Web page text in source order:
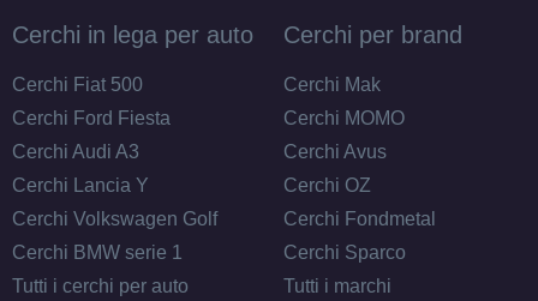
Cerchi in lega per auto
Cerchi Fiat 500
Cerchi Ford Fiesta
Cerchi Audi A3
Cerchi Lancia Y
Cerchi Volkswagen Golf
Cerchi BMW serie 1
Tutti i cerchi per auto
Cerchi per brand
Cerchi Mak
Cerchi MOMO
Cerchi Avus
Cerchi OZ
Cerchi Fondmetal
Cerchi Sparco
Tutti i marchi